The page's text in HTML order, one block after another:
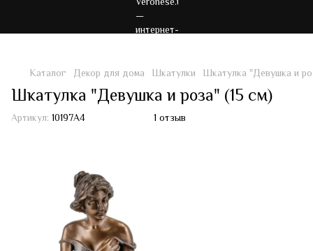
Каталог Декор для дома Шкатулки Шкатулка "Девушка и
Шкатулка "Девушка и роза" (15 см)
Артикул: 10197A4 1 отзыв